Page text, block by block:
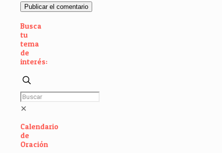
Busca
tu
tema
de
interés:
✕
Calendario
de
Oración